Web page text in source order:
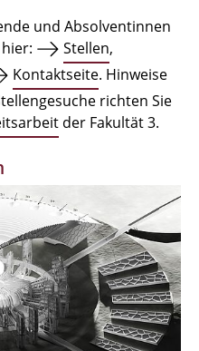
und Absolventinnen
Stellen,
Kontaktseite. Hinweise
richten Sie
der Fakultät 3.